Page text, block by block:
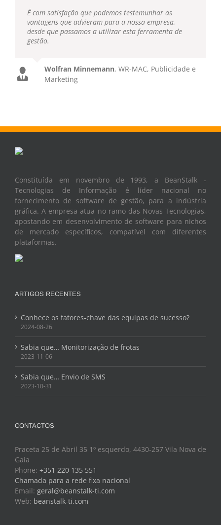
É com satisfação que podemos testemunhar as
vantagens que advieram para a nossa empresa,
desde que passamos a utilizar esta ferramenta de
gestão.
Wolfran Minnemann, WR-MAC, Publicidade e
Marketing
Constituída em novembro de 1993, a BeanStalk -
Tecnologias de Informação é líder nacional no
fornecimento de software de gestão, para a indústria
gráfica. A empresa atua no ramo das Novas Tecnologias,
apostando em desenvolvimento de software para nichos
de mercado específicos, compatível com diferentes
plataformas.
ARTIGOS RECENTES
Conhece os fatores-chave das equipas de sucesso?
2024-08-26
Sabia que… Monitorização de frotas
2023-11-06
Sabia que… Envio de SMS
2023-10-31
CONTACTOS
Praceta 25 de Abril 35 1º esquerdo, 4430-257 Vila Nova de
Gaia
Phone: +351 220 135 551
Chamada para a rede fixa nacional
Email: geral@beanstalk-ti.com
Web: beanstalk-ti.com